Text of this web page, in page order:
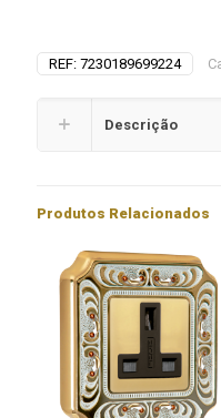
techo
SIENA
REF: 7230189699224
Descrição
Produtos Relacionados